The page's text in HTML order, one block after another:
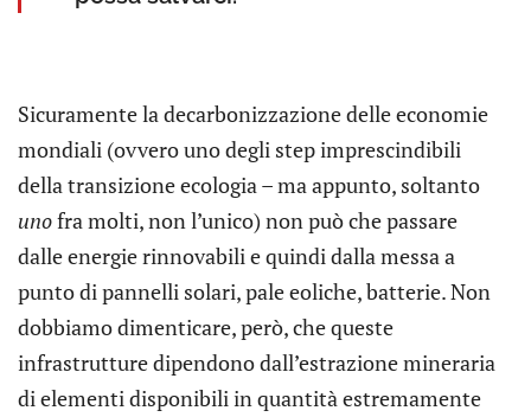
Sicuramente la decarbonizzazione delle economie
mondiali (ovvero uno degli step imprescindibili
della transizione ecologia – ma appunto, soltanto
unofra molti, non l’unico) non può che passare
dalle energie rinnovabili e quindi dalla messa a
punto di pannelli solari, pale eoliche, batterie. Non
dobbiamo dimenticare, però, che queste
infrastrutture dipendono dall’estrazione mineraria
di elementi disponibili in quantità estremamente